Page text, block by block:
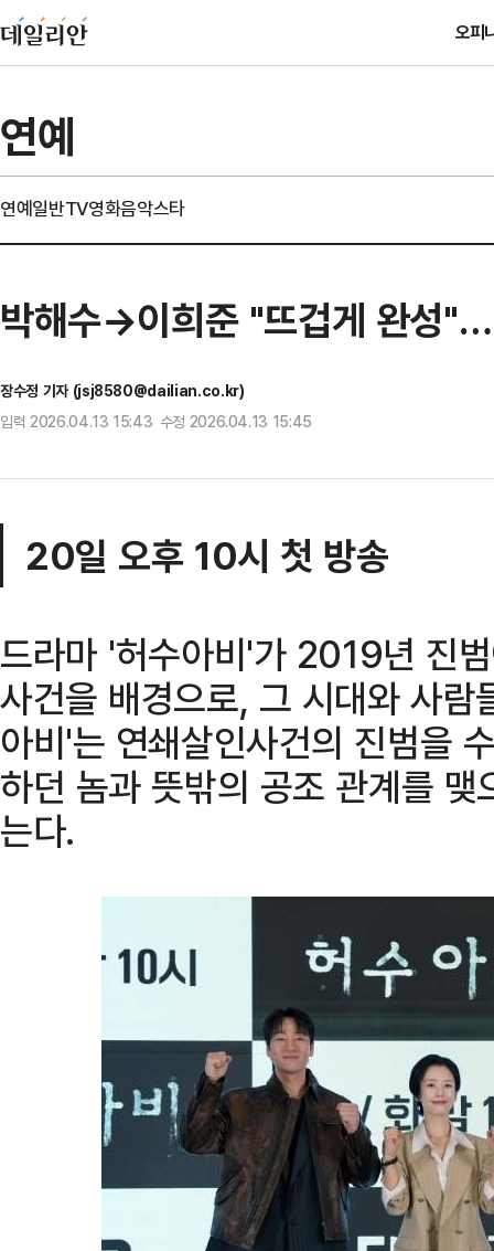
오피
연예
연예일반TV영화음악스타
박해수→이희준 "뜨겁게 완성
장수정 기자 (jsj8580@dailian.co.kr)
입력 2026.04.13 15:43 수정 2026.04.13 15:45
20일 오후 10시 첫 방송
드라마 '허수아비'가 2019년 진
사건을 배경으로, 그 시대와 사
아비'는 연쇄살인사건의 진범을
하던 놈과 뜻밖의 공조 관계를
는다.